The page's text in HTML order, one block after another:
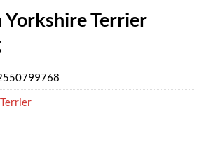
Yorkshire Terrier